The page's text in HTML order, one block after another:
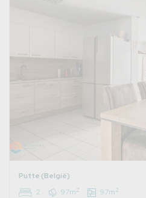
Putte (België)
2
97m2 97m2